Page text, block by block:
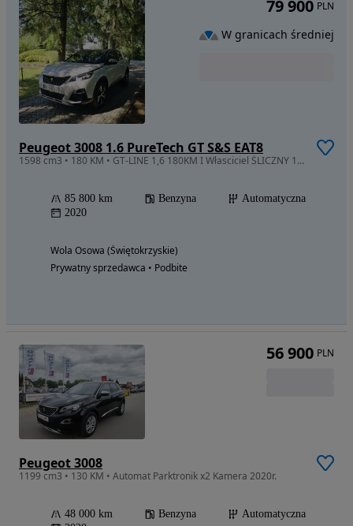
Peugeot 3008 1.6 PureTech GT S&S EAT8
1598 cm3 • 180 KM • GT-LINE 1,6 180KM I Własciciel ŚLICZNY 100% Bezwypadkowy FAKTURA 23%
85 800 km Benzyna
Automatyczna
2020
Wola Osowa (Świętokrzyskie)
Prywatny sprzedawca • Podbite
79 900 PLN
W granicach średniej
Peugeot 3008
1199 cm3 • 130 KM • Automat Parktronik x2 Kamera 2020r.
48 000 km Benzyna
Automatyczna
56 900 PLN